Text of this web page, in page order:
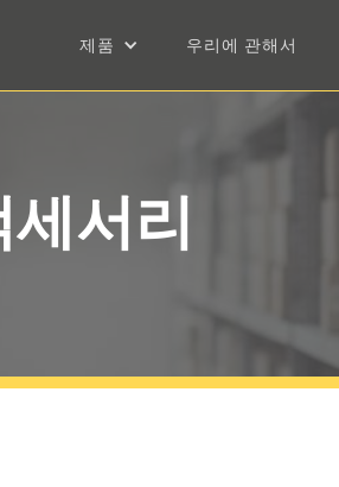
제품 우리에 관해서
세서리